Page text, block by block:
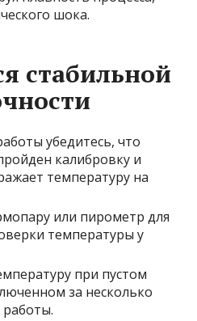
шока.
стабильной
убедитесь, что
калибровку и
температуру на
или пирометр для
температуры у
при пустом
за несколько